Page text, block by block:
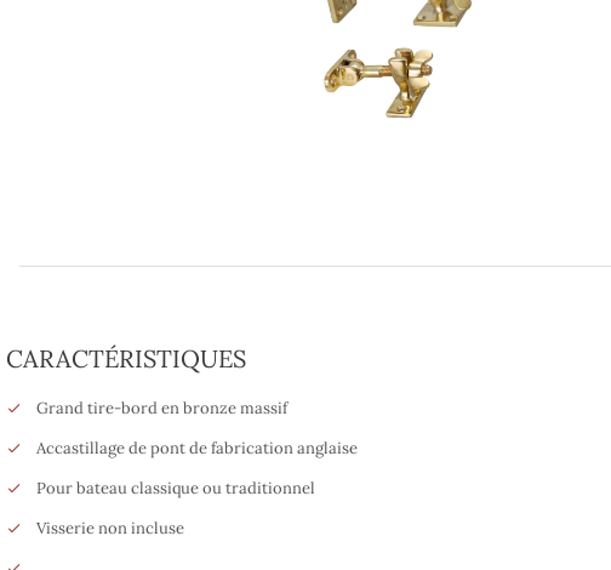
CARACTÉRISTIQUES
Grand tire-bord en bronze massif
Accastillage de pont de fabrication anglaise
Pour bateau classique ou traditionnel
Visserie non incluse